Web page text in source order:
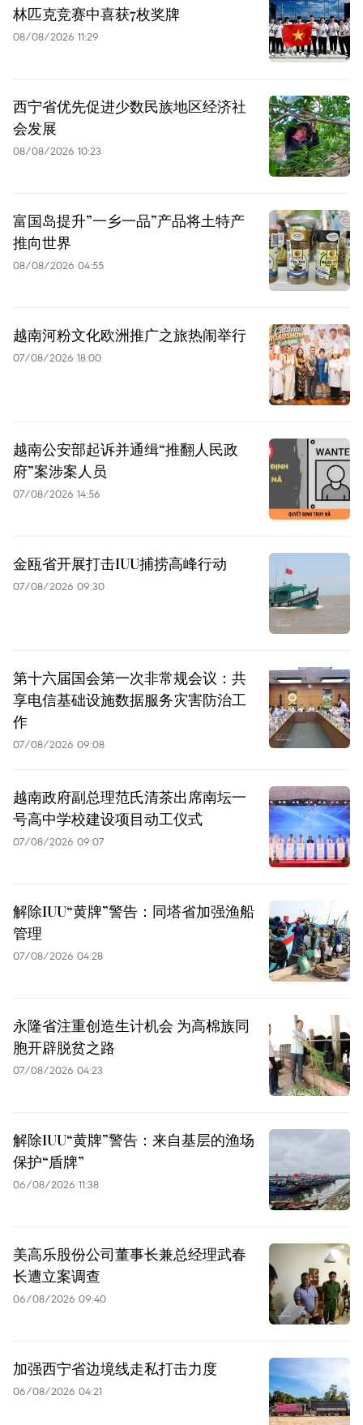
林匹克竞赛中喜获7枚奖牌
08/08/2026 11:29
西宁省优先促进少数民族地区经济社
会发展
08/08/2026 10:23
富国岛提升”一乡一品”产品将土特产
推向世界
08/08/2026 04:55
越南河粉文化欧洲推广之旅热闹举行
07/08/2026 18:00
越南公安部起诉并通缉“推翻人民政
府”案涉案人员
07/08/2026 14:56
金瓯省开展打击IUU捕捞高峰行动
07/08/2026 09:30
第十六届国会第一次非常规会议：共
享电信基础设施数据服务灾害防治工
作
07/08/2026 09:08
越南政府副总理范氏清茶出席南坛一
号高中学校建设项目动工仪式
07/08/2026 09:07
解除IUU“黄牌”警告：同塔省加强渔船
管理
07/08/2026 04:28
永隆省注重创造生计机会 为高棉族同
胞开辟脱贫之路
07/08/2026 04:23
解除IUU“黄牌”警告：来自基层的渔场
保护“盾牌”
06/08/2026 11:38
美高乐股份公司董事长兼总经理武春
长遭立案调查
06/08/2026 09:40
加强西宁省边境线走私打击力度
06/08/2026 04:21